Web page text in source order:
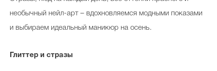
необычный нейл-арт – вдохновляемся модными показами
и выбираем идеальный маникюр на осень.
Глиттер и стразы